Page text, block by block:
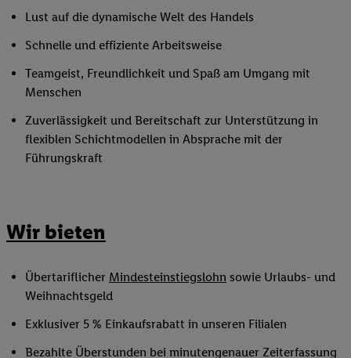
Lust auf die dynamische Welt des Handels
Schnelle und effiziente Arbeitsweise
Teamgeist, Freundlichkeit und Spaß am Umgang mit
Menschen
Zuverlässigkeit und Bereitschaft zur Unterstützung in
flexiblen Schichtmodellen in Absprache mit der
Führungskraft
Wir bieten
Übertariflicher Mindesteinstiegslohn sowie Urlaubs- und
Weihnachtsgeld
Exklusiver 5 % Einkaufsrabatt in unseren Filialen
Bezahlte Überstunden bei minutengenauer Zeiterfassung